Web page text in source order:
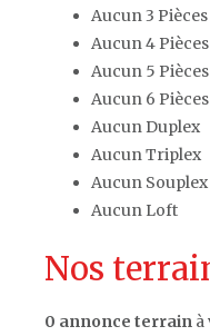
Aucun 3
Aucun 4
Aucun 5
Aucun 6
Aucun Duplex
Aucun Triplex
Aucun Souplex
Aucun Loft
Nos
0 annonce terrain à